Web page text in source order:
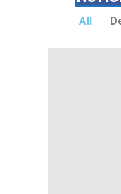
All